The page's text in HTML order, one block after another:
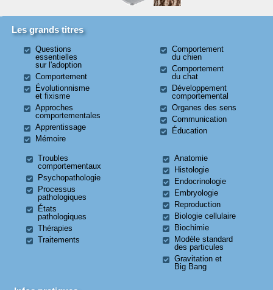
Les grands titres
Questions
essentielles
sur l'adoption
Comportement
Évolutionnisme
et fixisme
Approches
comportementales
Apprentissage
Mémoire
Comportement
du chien
Comportement
du chat
Développement
comportemental
Organes des sens
Communication
Éducation
Troubles
comportementaux
Psychopathologie
Processus
pathologiques
États
pathologiques
Thérapies
Traitements
Anatomie
Histologie
Endocrinologie
Embryologie
Reproduction
Biologie cellulaire
Biochimie
Modèle standard
des particules
Gravitation et
Big Bang